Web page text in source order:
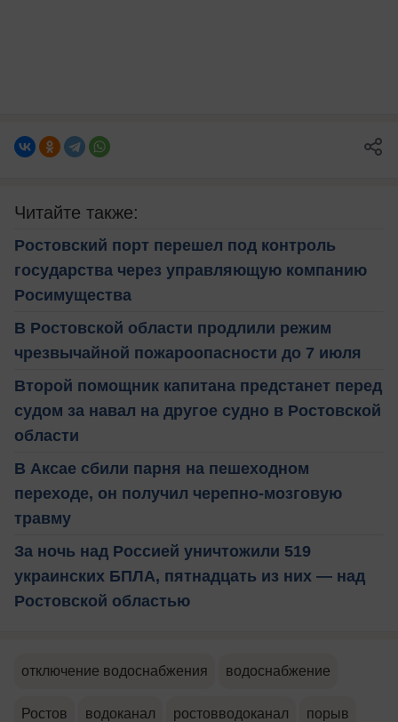
Читайте также:
Ростовский порт перешел под контроль
государства через управляющую компанию
Росимущества
В Ростовской области продлили режим
чрезвычайной пожароопасности до 7 июля
Второй помощник капитана предстанет перед
судом за навал на другое судно в Ростовской
области
В Аксае сбили парня на пешеходном
переходе, он получил черепно-мозговую
травму
За ночь над Россией уничтожили 519
украинских БПЛА, пятнадцать из них — над
Ростовской областью
отключение водоснабжения водоснабжение
Ростов водоканал ростовводоканал порыв